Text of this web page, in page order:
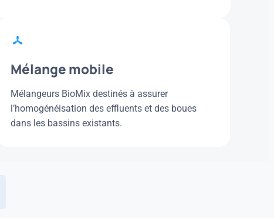
Mélange mobile
Mélangeurs BioMix destinés à assurer
l’homogénéisation des effluents et des boues
dans les bassins existants.